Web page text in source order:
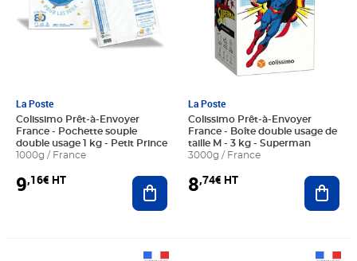
La Poste
Colissimo Prêt-à-Envoyer
France - Pochette souple
double usage 1 kg - Petit Prince
1000g / France
9,16€ HT Ajouter au panier
La Poste
Colissimo Prêt-à-Envoyer
France - Boîte double usage de
taille M - 3 kg - Superman
3000g / France
8,74€ HT